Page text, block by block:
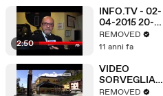
2:50
INFO.TV - 02-
04-2015 20-
02 (A3Replay)
REMOVED
11 anni fa
VIDEO
SORVEGLIAN
ZA DA
REMOVED